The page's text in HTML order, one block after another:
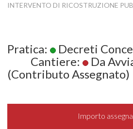
INTERVENTO DI RICOSTRUZIONE
Pratica: Decreti
Cantiere:
Da
(Contributo Assegnato)
Importo